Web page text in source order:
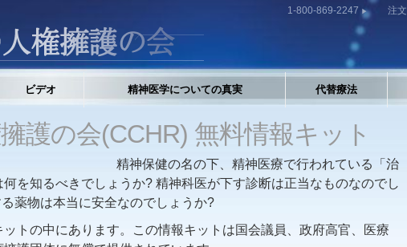
1-800-869-2247 注文
ビデオ 精神医学についての真実 代替療法
護の会(CCHR) 無料情報キット
精神保健の名の下、精神医療で行われている「治
を知るべきでしょうか? 精神科医が下す診断は正当なものなのでし
薬物は本当に安全なのでしょうか?
トの中にあります。この情報キットは国会議員、政府高官、医療